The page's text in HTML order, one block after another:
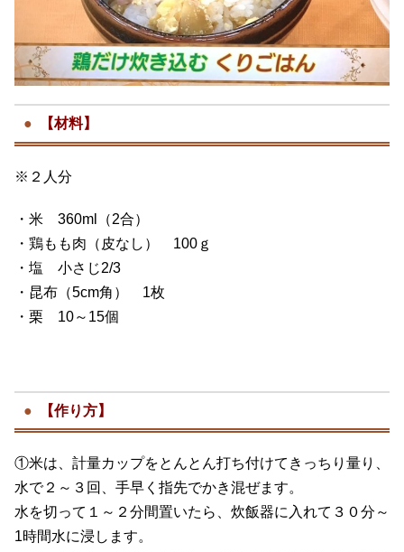
【材料】
※２人分
・米 360ml（2合）
・鶏もも肉（皮なし） 100ｇ
・塩 小さじ2/3
・昆布（5cm角） 1枚
・栗 10～15個
【作り方】
①米は、計量カップをとんとん打ち付けてきっちり量り、
水で２～３回、手早く指先でかき混ぜます。
水を切って１～２分間置いたら、炊飯器に入れて３０分～
1時間水に浸します。